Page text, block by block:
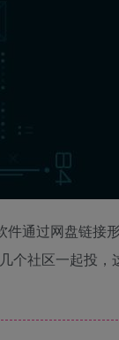
件通过网盘链接
个社区一起投，